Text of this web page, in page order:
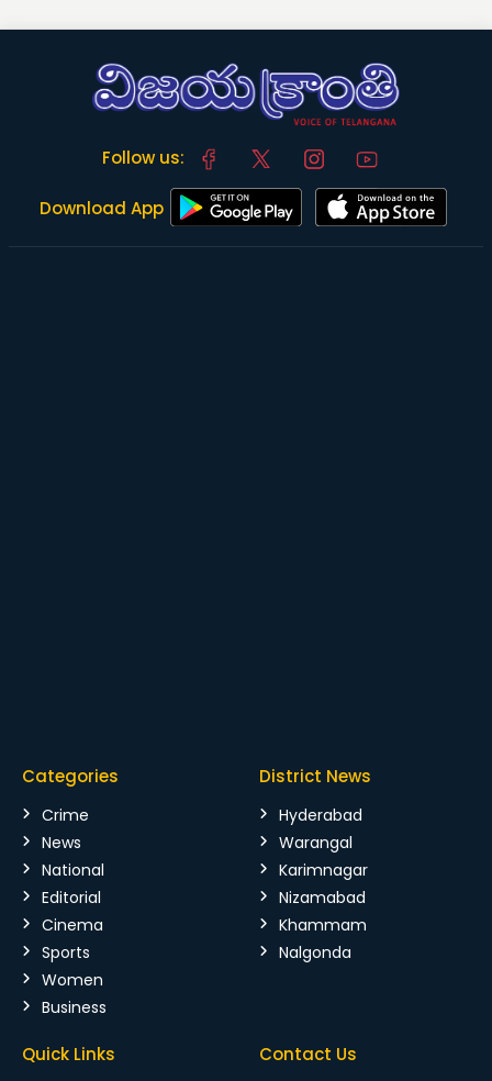
Follow us:
Download App
Categories
Crime
News
National
Editorial
Cinema
Sports
Women
Business
District News
Hyderabad
Warangal
Karimnagar
Nizamabad
Khammam
Nalgonda
Quick Links Contact Us